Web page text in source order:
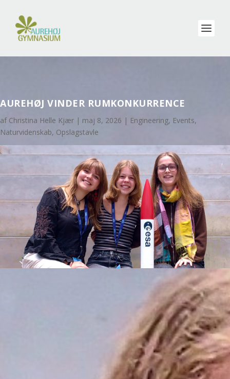
AUREHØJ VINDER RUMKONKURRENCE
af Christina Helle Kjær | maj 8, 2026 | Engineering, Events,
Naturvidenskab, Opslagstavle